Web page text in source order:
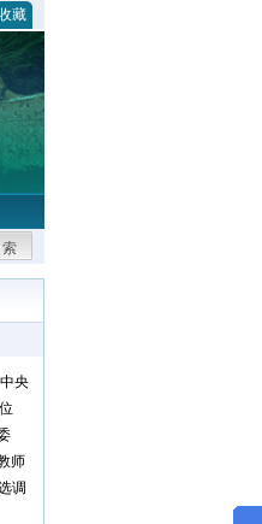
藏
中央
师
调